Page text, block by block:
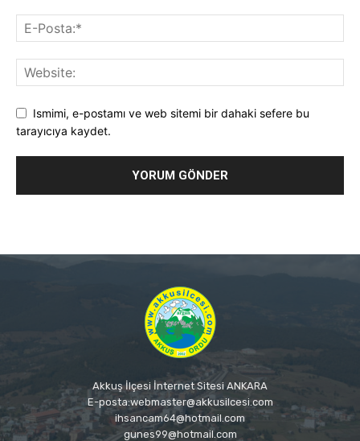
Ismimi, e-postamı ve web sitemi bir dahaki sefere bu
tarayıcıya kaydet.
Akkuş İlçesi İnternet Sitesi ANKARA
E-posta:webmaster@akkusilcesi.com
ihsancam64@hotmail.com
gunes99@hotmail.com